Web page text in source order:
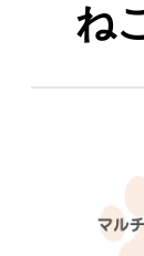
作
ービス
ね